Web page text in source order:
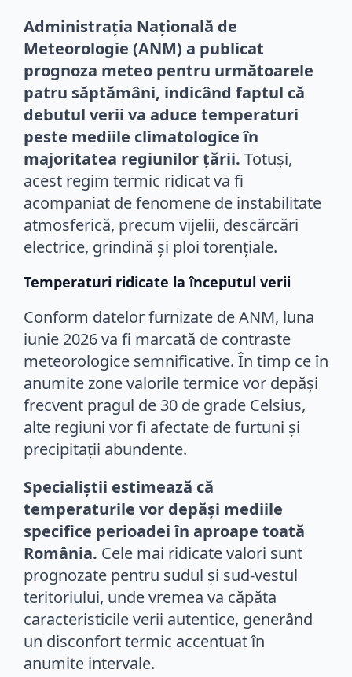
Administrația Națională de
Meteorologie (ANM) a publicat
prognoza meteo pentru următoarele
patru săptămâni, indicând faptul că
debutul verii va aduce temperaturi
peste mediile climatologice în
majoritatea regiunilor țării. Totuși,
acest regim termic ridicat va fi
acompaniat de fenomene de instabilitate
atmosferică, precum vijelii, descărcări
electrice, grindină și ploi torențiale.
Temperaturi ridicate la începutul verii
Conform datelor furnizate de ANM, luna
iunie 2026 va fi marcată de contraste
meteorologice semnificative. În timp ce în
anumite zone valorile termice vor depăși
frecvent pragul de 30 de grade Celsius,
alte regiuni vor fi afectate de furtuni și
precipitații abundente.
Specialiștii estimează că
temperaturile vor depăși mediile
specifice perioadei în aproape toată
România. Cele mai ridicate valori sunt
prognozate pentru sudul și sud-vestul
teritoriului, unde vremea va căpăta
caracteristicile verii autentice, generând
un disconfort termic accentuat în
anumite intervale.